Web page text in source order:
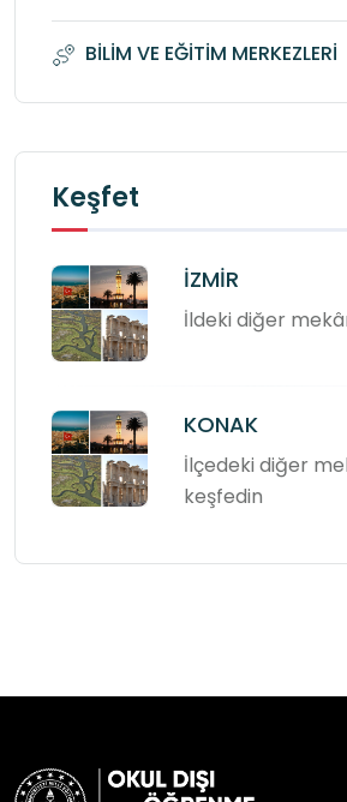
BİLİM VE EĞİTİM MERKEZLERİ
Keşfet
İZMİR
İldeki diğer
KONAK
İlçedeki diğer
keşfedin